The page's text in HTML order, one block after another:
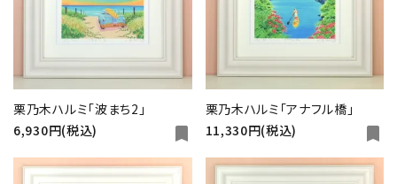
栗乃木ハルミ「波まち2」
6,930円(税込)
bookmark
栗乃木ハルミ「アナフル橋」
11,330円(税込)
bookmark